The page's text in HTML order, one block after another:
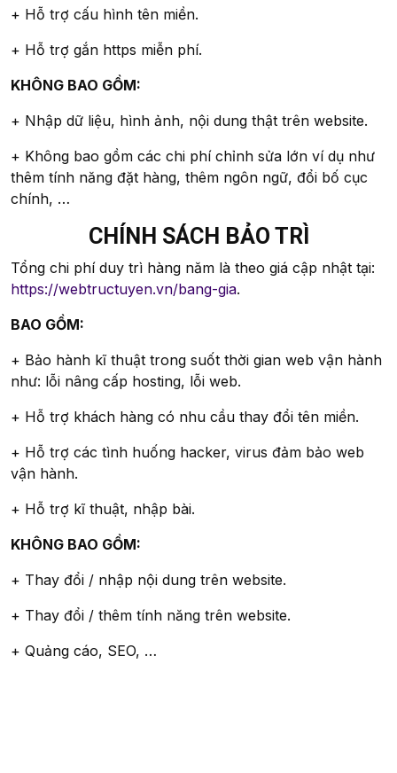
+ Hỗ trợ cấu hình tên miền.
+ Hỗ trợ gắn https miễn phí.
KHÔNG BAO GỒM:
+ Nhập dữ liệu, hình ảnh, nội dung thật trên website.
+ Không bao gồm các chi phí chỉnh sửa lớn ví dụ như
thêm tính năng đặt hàng, thêm ngôn ngữ, đổi bố cục
chính, …
CHÍNH SÁCH BẢO TRÌ
Tổng chi phí duy trì hàng năm là theo giá cập nhật tại:
https://webtructuyen.vn/bang-gia.
BAO GỒM:
+ Bảo hành kĩ thuật trong suốt thời gian web vận hành
như: lỗi nâng cấp hosting, lỗi web.
+ Hỗ trợ khách hàng có nhu cầu thay đổi tên miền.
+ Hỗ trợ các tình huống hacker, virus đảm bảo web
vận hành.
+ Hỗ trợ kĩ thuật, nhập bài.
KHÔNG BAO GỒM:
+ Thay đổi / nhập nội dung trên website.
+ Thay đổi / thêm tính năng trên website.
+ Quảng cáo, SEO, …